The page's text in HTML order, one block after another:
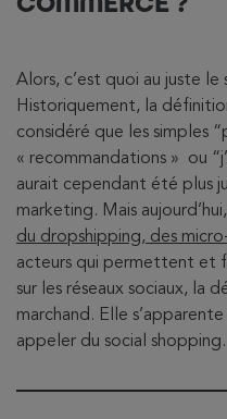
Alors, c’est quoi au juste le
Historiquement, la
considéré que les simples
« recommandations » ou
aurait cependant été plus
marketing. Mais aujourd’hui,
du dropshipping, des
acteurs qui permettent et
sur les réseaux sociaux, la
marchand. Elle
appeler du social shopping.